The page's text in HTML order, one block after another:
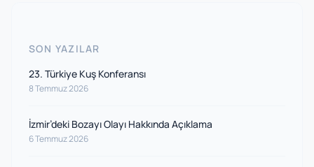
SON YAZILAR
23. Türkiye Kuş Konferansı
8 Temmuz 2026
İzmir’deki Bozayı Olayı Hakkında Açıklama
6 Temmuz 2026